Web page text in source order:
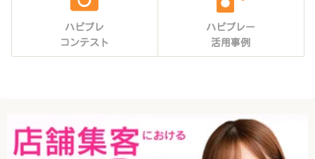
ハピプレ
コンテスト
ハピプレー
活用事例